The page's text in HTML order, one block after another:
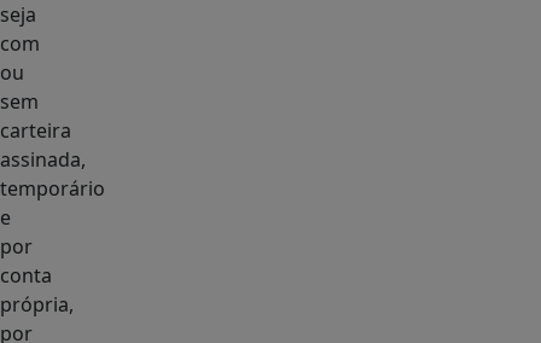
seja
com
ou
sem
carteira
assinada,
temporário
e
por
conta
própria,
por